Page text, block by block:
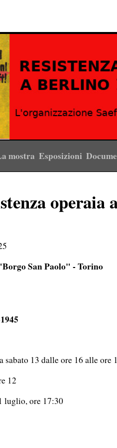
mostra Esposizioni
operaia
San Paolo" - Torino
13 dalle ore 16 alle ore
12
luglio, ore 17:30